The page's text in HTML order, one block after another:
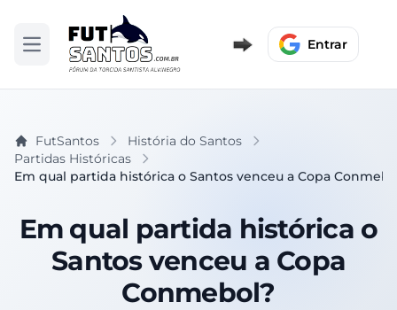
Abrir menu Entrar
FutSantos
História do Santos
Partidas Históricas
Em qual partida histórica o Santos venceu a Copa
Em qual partida histórica o
Santos venceu a Copa
Conmebol?